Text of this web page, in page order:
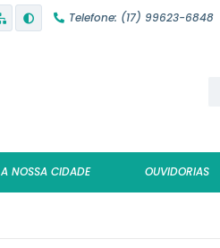
Telefone: (17) 99623-6848
A NOSSA CIDADE OUVIDORIAS